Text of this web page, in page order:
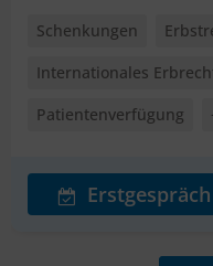
Schenkungen
Internationales
Patientenverfügung
Erstgespräch